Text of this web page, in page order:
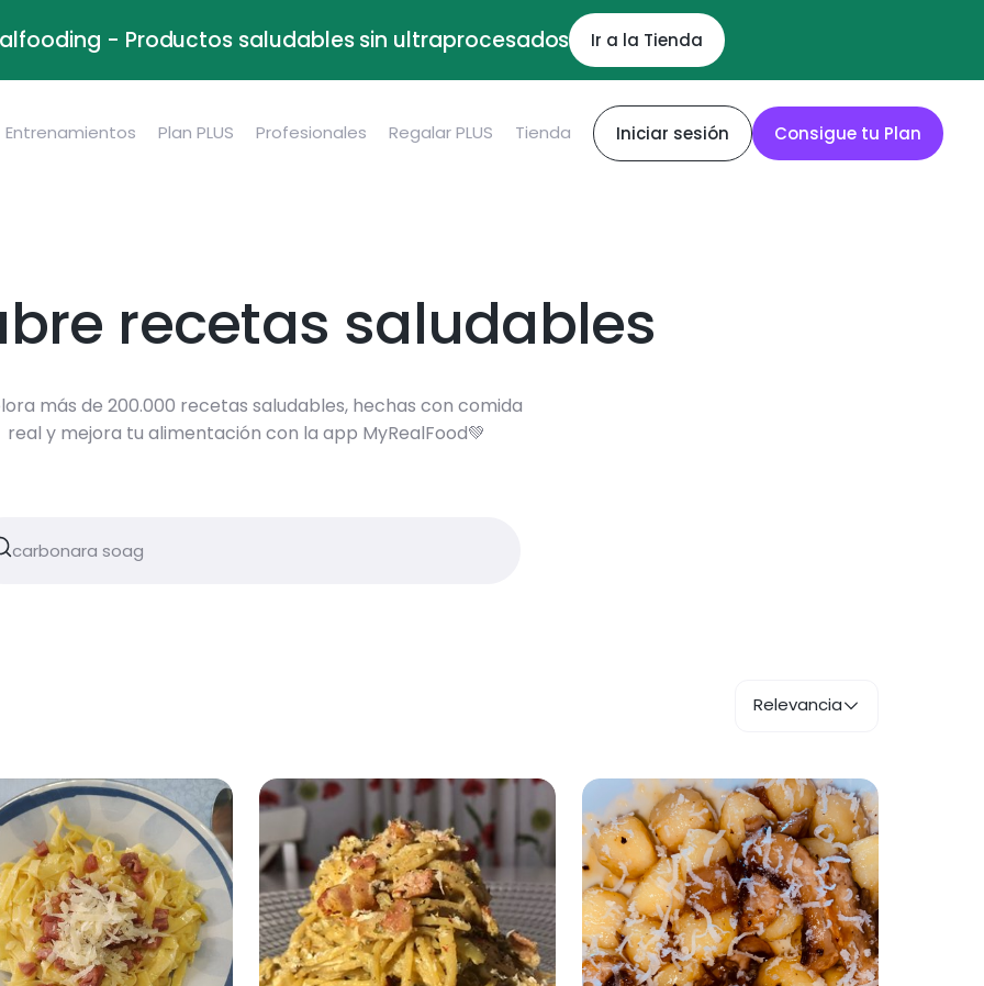
- Productos saludables sin ultraprocesados Ir a la Tienda
Entrenamientos Plan PLUS Profesionales Regalar PLUS Tienda Iniciar sesión Consigue tu Plan
recetas saludables
más de 200.000 recetas saludables, hechas con comida
real y mejora tu alimentación con la app MyRealFood💚
Relevancia